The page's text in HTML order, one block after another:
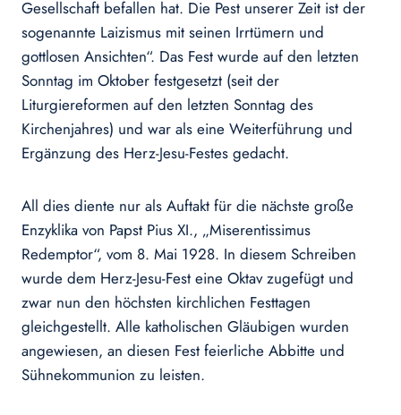
Gesellschaft befallen hat. Die Pest unserer Zeit ist der
sogenannte Laizismus mit seinen Irrtümern und
gottlosen Ansichten“. Das Fest wurde auf den letzten
Sonntag im Oktober festgesetzt (seit der
Liturgiereformen auf den letzten Sonntag des
Kirchenjahres) und war als eine Weiterführung und
Ergänzung des Herz-Jesu-Festes gedacht.
All dies diente nur als Auftakt für die nächste große
Enzyklika von Papst Pius XI., „Miserentissimus
Redemptor“, vom 8. Mai 1928. In diesem Schreiben
wurde dem Herz-Jesu-Fest eine Oktav zugefügt und
zwar nun den höchsten kirchlichen Festtagen
gleichgestellt. Alle katholischen Gläubigen wurden
angewiesen, an diesen Fest feierliche Abbitte und
Sühnekommunion zu leisten.